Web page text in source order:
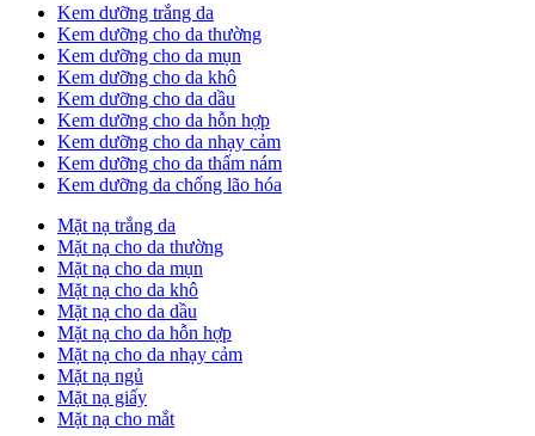
Kem dưỡng trắng da
Kem dưỡng cho da thường
Kem dưỡng cho da mụn
Kem dưỡng cho da khô
Kem dưỡng cho da dầu
Kem dưỡng cho da hỗn hợp
Kem dưỡng cho da nhạy cảm
Kem dưỡng cho da thấm nám
Kem dưỡng da chống lão hóa
Mặt nạ trắng da
Mặt nạ cho da thường
Mặt nạ cho da mụn
Mặt nạ cho da khô
Mặt nạ cho da dầu
Mặt nạ cho da hỗn hợp
Mặt nạ cho da nhạy cảm
Mặt nạ ngủ
Mặt nạ giấy
Mặt nạ cho mắt